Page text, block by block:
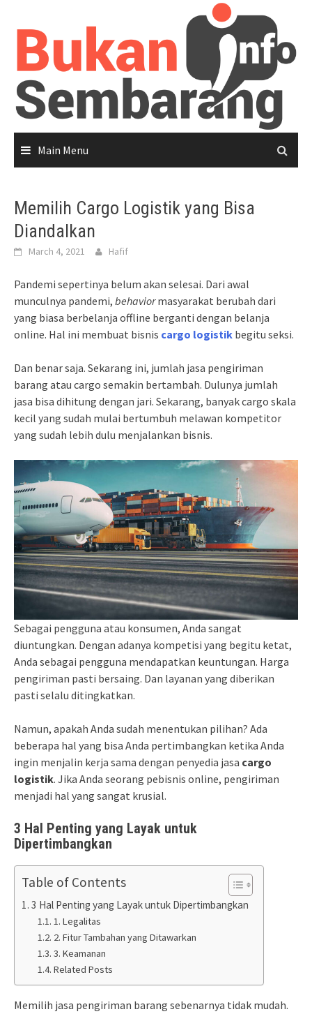
content
Main Menu
Memilih Cargo Logistik yang Bisa
Diandalkan
March 4, 2021 Hafif
Pandemi sepertinya belum akan selesai. Dari awal
munculnya pandemi, behaviormasyarakat berubah dari
yang biasa berbelanja offline berganti dengan belanja
online. Hal ini membuat bisnis cargo logistik begitu seksi.
Dan benar saja. Sekarang ini, jumlah jasa pengiriman
barang atau cargo semakin bertambah. Dulunya jumlah
jasa bisa dihitung dengan jari. Sekarang, banyak cargo skala
kecil yang sudah mulai bertumbuh melawan kompetitor
yang sudah lebih dulu menjalankan bisnis.
Sebagai pengguna atau konsumen, Anda sangat
diuntungkan. Dengan adanya kompetisi yang begitu ketat,
Anda sebagai pengguna mendapatkan keuntungan. Harga
pengiriman pasti bersaing. Dan layanan yang diberikan
pasti selalu ditingkatkan.
Namun, apakah Anda sudah menentukan pilihan? Ada
beberapa hal yang bisa Anda pertimbangkan ketika Anda
ingin menjalin kerja sama dengan penyedia jasa cargo
logistik. Jika Anda seorang pebisnis online, pengiriman
menjadi hal yang sangat krusial.
3 Hal Penting yang Layak untuk
Dipertimbangkan
Table of Contents
3 Hal Penting yang Layak untuk Dipertimbangkan
1. Legalitas
2. Fitur Tambahan yang Ditawarkan
3. Keamanan
Related Posts
Memilih jasa pengiriman barang sebenarnya tidak mudah.